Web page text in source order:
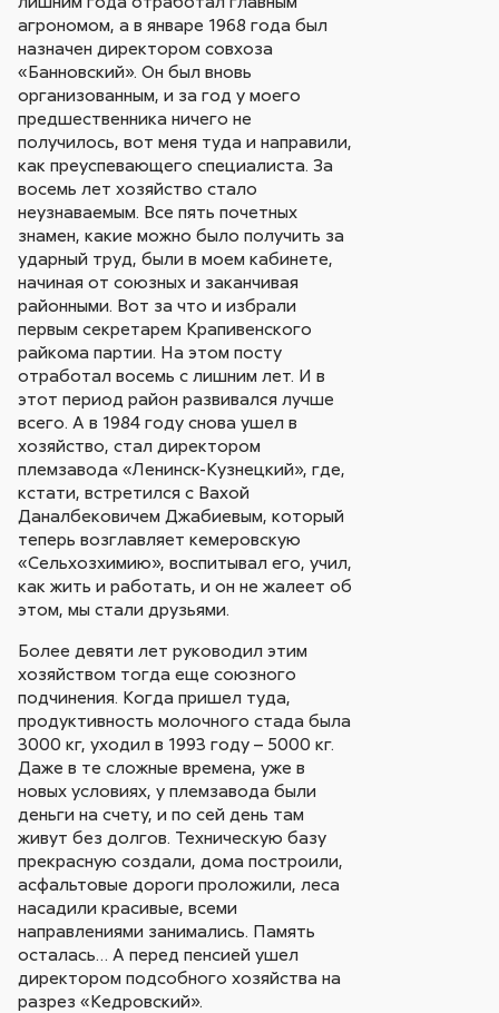
агрономом, а в январе 1968 года был
назначен директором совхоза
«Банновский». Он был вновь
организованным, и за год у моего
предшественника ничего не
получилось, вот меня туда и направили,
как преуспевающего специалиста. За
восемь лет хозяйство стало
неузнаваемым. Все пять почетных
знамен, какие можно было получить за
ударный труд, были в моем кабинете,
начиная от союзных и заканчивая
районными. Вот за что и избрали
первым секретарем Крапивенского
райкома партии. На этом посту
отработал восемь с лишним лет. И в
этот период район развивался лучше
всего. А в 1984 году снова ушел в
хозяйство, стал директором
племзавода «Ленинск-Кузнецкий», где,
кстати, встретился с Вахой
Даналбековичем Джабиевым, который
теперь возглавляет кемеровскую
«Сельхозхимию», воспитывал его, учил,
как жить и работать, и он не жалеет об
этом, мы стали друзьями.
Более девяти лет руководил этим
хозяйством тогда еще союзного
подчинения. Когда пришел туда,
продуктивность молочного стада была
3000 кг, уходил в 1993 году – 5000 кг.
Даже в те сложные времена, уже в
новых условиях, у племзавода были
деньги на счету, и по сей день там
живут без долгов. Техническую базу
прекрасную создали, дома построили,
асфальтовые дороги проложили, леса
насадили красивые, всеми
направлениями занимались. Память
осталась… А перед пенсией ушел
директором подсобного хозяйства на
разрез «Кедровский».